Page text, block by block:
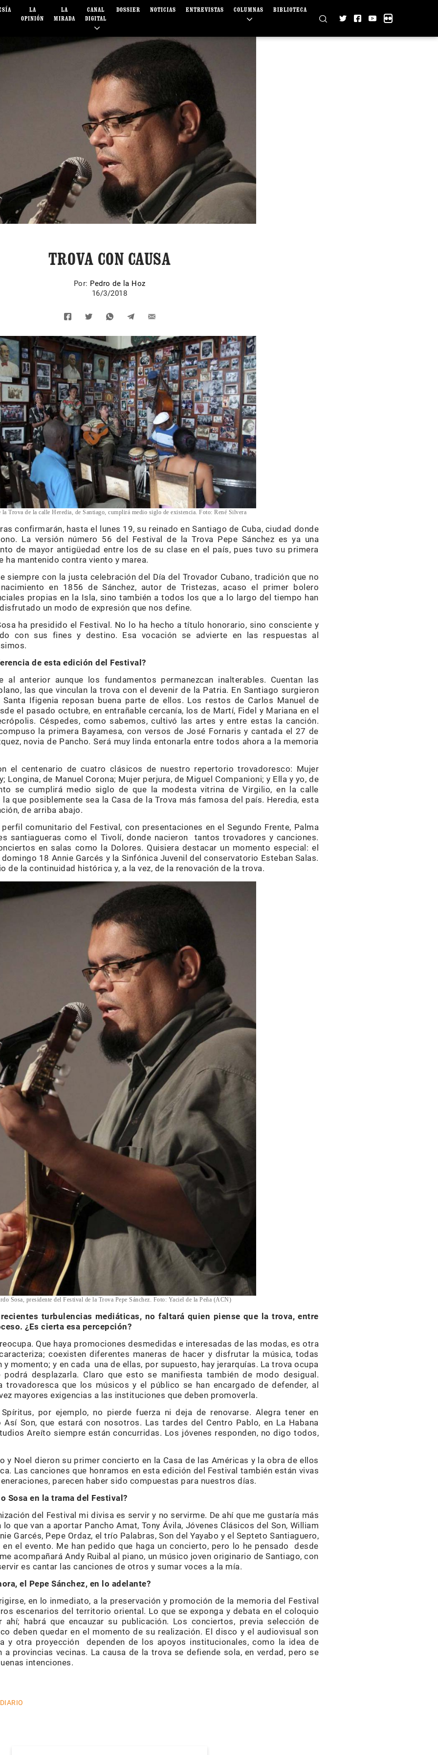
LA
OPINIÓN
LA
MIRADA
CANAL
DIGITAL
DOSSIER NOTICIAS ENTREVISTAS COLUMNAS BIBLIOTECA
TROVA CON CAUSA
Por: Pedro de la Hoz
16/3/2018
la Trova de la calle Heredia, de Santiago, cumplirá medio siglo de existencia. Foto: René Silvera
confirmarán, hasta el lunes 19, su reinado en Santiago de Cuba, ciudad donde
La versión número 56 del Festival de la Trova Pepe Sánchez es ya una
de mayor antigüedad entre los de su clase en el país, pues tuvo su primera
ha mantenido contra viento y marea.
siempre con la justa celebración del Día del Trovador Cubano, tradición que no
en 1856 de Sánchez, autor de Tristezas, acaso el primer bolero
propias en la Isla, sino también a todos los que a lo largo del tiempo han
un modo de expresión que nos define.
ha presidido el Festival. No lo ha hecho a título honorario, sino consciente y
con sus fines y destino. Esa vocación se advierte en las respuestas al
de esta edición del Festival?
al anterior aunque los fundamentos permanezcan inalterables. Cuentan las
las que vinculan la trova con el devenir de la Patria. En Santiago surgieron
Ifigenia reposan buena parte de ellos. Los restos de Carlos Manuel de
el pasado octubre, en entrañable cercanía, los de Martí, Fidel y Mariana en el
Céspedes, como sabemos, cultivó las artes y entre estas la canción.
la primera Bayamesa, con versos de José Fornaris y cantada el 27 de
novia de Pancho. Será muy linda entonarla entre todos ahora a la memoria
el centenario de cuatro clásicos de nuestro repertorio trovadoresco: Mujer
Longina, de Manuel Corona; Mujer perjura, de Miguel Companioni; y Ella y yo, de
se cumplirá medio siglo de que la modesta vitrina de Virgilio, en la calle
que posiblemente sea la Casa de la Trova más famosa del país. Heredia, esta
de arriba abajo.
comunitario del Festival, con presentaciones en el Segundo Frente, Palma
santiagueras como el Tivolí, donde nacieron tantos trovadores y canciones.
en salas como la Dolores. Quisiera destacar un momento especial: el
18 Annie Garcés y la Sinfónica Juvenil del conservatorio Esteban Salas.
de la continuidad histórica y, a la vez, de la renovación de la trova.
Sosa, presidente del Festival de la Trova Pepe Sánchez. Foto: Yaciel de la Peña (ACN)
turbulencias mediáticas, no faltará quien piense que la trova, entre
¿Es cierta esa percepción?
Que haya promociones desmedidas e interesadas de las modas, es otra
coexisten diferentes maneras de hacer y disfrutar la música, todas
momento; y en cada una de ellas, por supuesto, hay jerarquías. La trova ocupa
desplazarla. Claro que esto se manifiesta también de modo desigual.
trovadoresca que los músicos y el público se han encargado de defender, al
mayores exigencias a las instituciones que deben promoverla.
por ejemplo, no pierde fuerza ni deja de renovarse. Alegra tener en
Son, que estará con nosotros. Las tardes del Centro Pablo, en La Habana
Areíto siempre están concurridas. Los jóvenes responden, no digo todos,
y Noel dieron su primer concierto en la Casa de las Américas y la obra de ellos
Las canciones que honramos en esta edición del Festival también están vivas
parecen haber sido compuestas para nuestros días.
Sosa en la trama del Festival?
del Festival mi divisa es servir y no servirme. De ahí que me gustaría más
que van a aportar Pancho Amat, Tony Ávila, Jóvenes Clásicos del Son, William
Garcés, Pepe Ordaz, el trío Palabras, Son del Yayabo y el Septeto Santiaguero,
el evento. Me han pedido que haga un concierto, pero lo he pensado desde
acompañará Andy Ruibal al piano, un músico joven originario de Santiago, con
es cantar las canciones de otros y sumar voces a la mía.
el Pepe Sánchez, en lo adelante?
en lo inmediato, a la preservación y promoción de la memoria del Festival
escenarios del territorio oriental. Lo que se exponga y debata en el coloquio
ahí; habrá que encauzar su publicación. Los conciertos, previa selección de
deben quedar en el momento de su realización. El disco y el audiovisual son
y otra proyección dependen de los apoyos institucionales, como la idea de
a provincias vecinas. La causa de la trova se defiende sola, en verdad, pero se
intenciones.